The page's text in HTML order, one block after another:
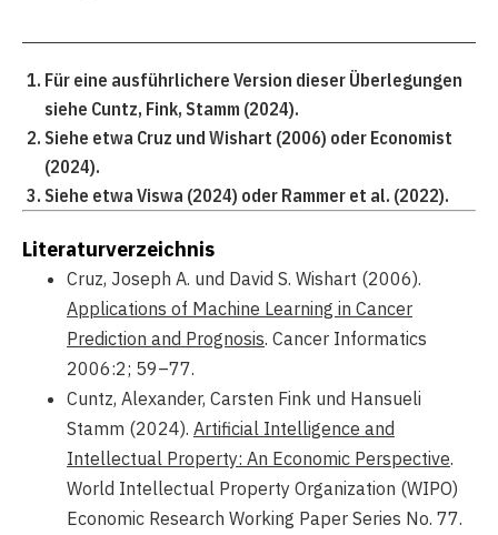
Für eine ausführlichere Version dieser Überlegungen
siehe Cuntz, Fink, Stamm (2024).
Siehe etwa Cruz und Wishart (2006) oder Economist
(2024).
Siehe etwa Viswa (2024) oder Rammer et al. (2022).
Literaturverzeichnis
Cruz, Joseph A. und David S. Wishart (2006).
Applications of Machine Learning in Cancer
Prediction and Prognosis. Cancer Informatics
2006:2; 59–77.
Cuntz, Alexander, Carsten Fink und Hansueli
Stamm (2024). Artificial Intelligence and
Intellectual Property: An Economic Perspective.
World Intellectual Property Organization (WIPO)
Economic Research Working Paper Series No. 77.